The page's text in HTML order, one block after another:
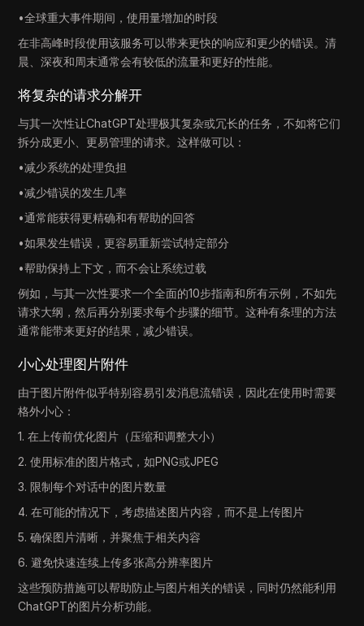
•全球重大事件期间，使用量增加的时段
在非高峰时段使用该服务可以带来更快的响应和更少的错误。清
晨、深夜和周末通常会有较低的流量和更好的性能。
将复杂的请求分解开
与其一次性让ChatGPT处理极其复杂或冗长的任务，不如将它们
拆分成更小、更易管理的请求。这样做可以：
•减少系统的处理负担
•减少错误的发生几率
•通常能获得更精确和有帮助的回答
•如果发生错误，更容易重新尝试特定部分
•帮助保持上下文，而不会让系统过载
例如，与其一次性要求一个全面的10步指南和所有示例，不如先
请求大纲，然后再分别要求每个步骤的细节。这种有条理的方法
通常能带来更好的结果，减少错误。
小心处理图片附件
由于图片附件似乎特别容易引发消息流错误，因此在使用时需要
格外小心：
1. 在上传前优化图片（压缩和调整大小）
2. 使用标准的图片格式，如PNG或JPEG
3. 限制每个对话中的图片数量
4. 在可能的情况下，考虑描述图片内容，而不是上传图片
5. 确保图片清晰，并聚焦于相关内容
6. 避免快速连续上传多张高分辨率图片
这些预防措施可以帮助防止与图片相关的错误，同时仍然能利用
ChatGPT的图片分析功能。